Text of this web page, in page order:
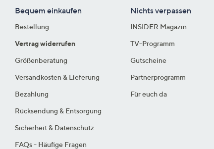
Bequem einkaufen
Bestellung
Vertrag widerrufen
Größenberatung
Versandkosten & Lieferung
Bezahlung
Rücksendung & Entsorgung
Sicherheit & Datenschutz
FAQs - Häufige Fragen
Nichts verpassen
INSIDER Magazin
TV-Programm
Gutscheine
Partnerprogramm
Für euch da